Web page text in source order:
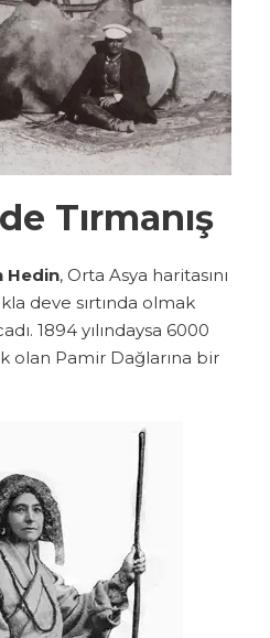
Tırmanış
Hedin, Orta Asya haritasını
deve sırtında olmak
1894 yılındaysa 6000
olan Pamir Dağlarına bir